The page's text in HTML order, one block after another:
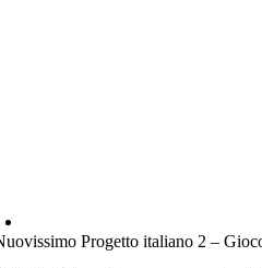
Progetto italiano 2 –